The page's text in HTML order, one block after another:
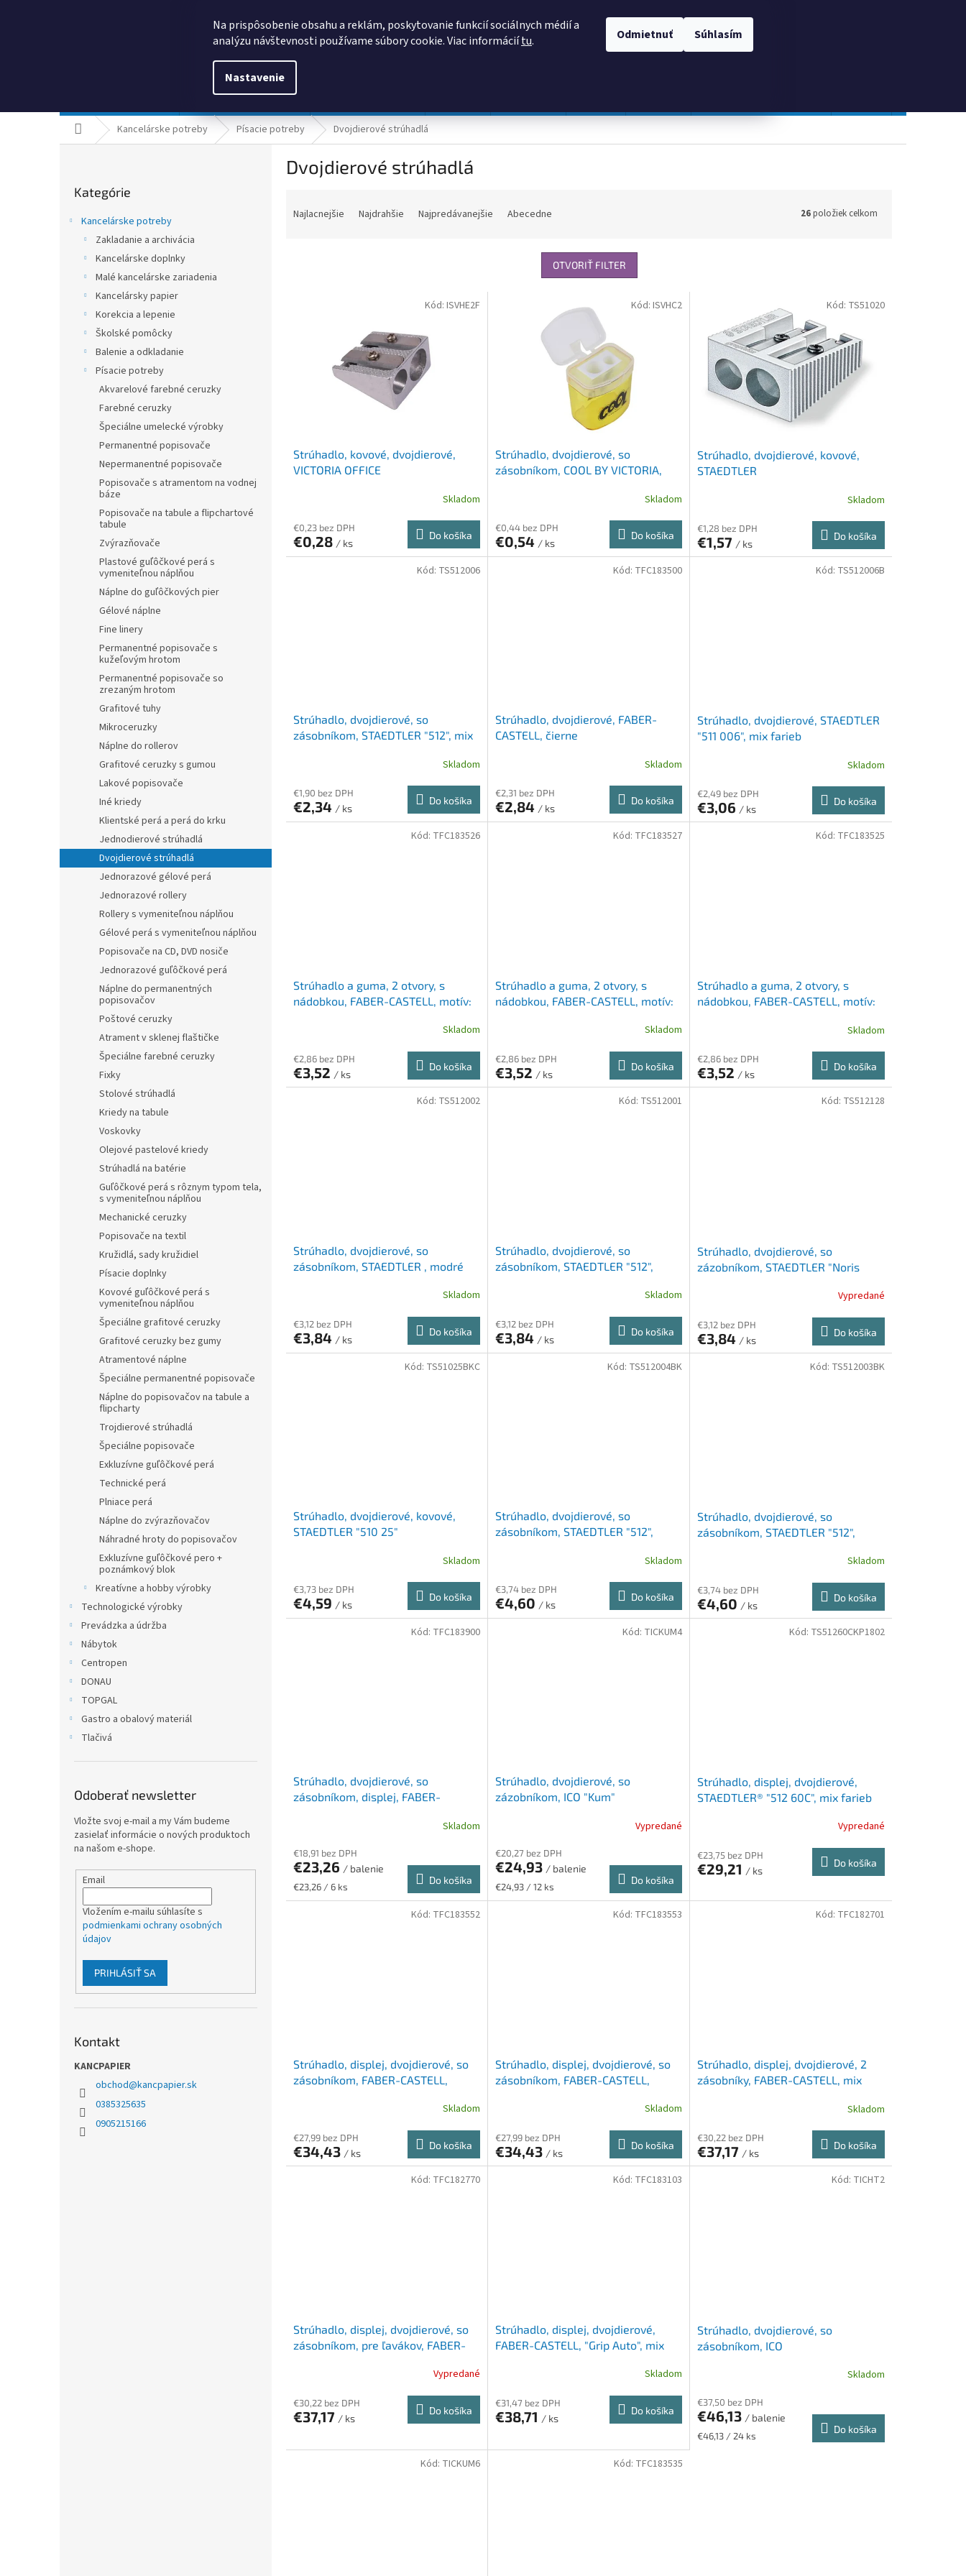
Na prispôsobenie obsahu a reklám, poskytovanie funkcií sociálnych médií a
analýzu návštevnosti používame súbory cookie. Viac informáciítu.
Nastavenie
Odmietnuť Súhlasím
DomovKancelárske potreby Písacie potreby Dvojdierové strúhadlá
kategórie
Kategórie
Kancelárske potreby
Zakladanie a archivácia
Kancelárske doplnky
Malé kancelárske zariadenia
Kancelársky papier
Korekcia a lepenie
Školské pomôcky
Balenie a odkladanie
Písacie potreby
Akvarelové farebné ceruzky
Farebné ceruzky
Špeciálne umelecké výrobky
Permanentné popisovače
Nepermanentné popisovače
Popisovače s atramentom na vodnej
báze
Popisovače na tabule a flipchartové
tabule
Zvýrazňovače
Plastové guľôčkové perá s
vymeniteľnou náplňou
Náplne do guľôčkových pier
Gélové náplne
Fine linery
Permanentné popisovače s
kužeľovým hrotom
Permanentné popisovače so
zrezaným hrotom
Grafitové tuhy
Mikroceruzky
Náplne do rollerov
Grafitové ceruzky s gumou
Lakové popisovače
Iné kriedy
Klientské perá a perá do krku
Jednodierové strúhadlá
Dvojdierové strúhadlá
Jednorazové gélové perá
Jednorazové rollery
Rollery s vymeniteľnou náplňou
Gélové perá s vymeniteľnou náplňou
Popisovače na CD, DVD nosiče
Jednorazové guľôčkové perá
Náplne do permanentných
popisovačov
Poštové ceruzky
Atrament v sklenej flaštičke
Špeciálne farebné ceruzky
Fixky
Stolové strúhadlá
Kriedy na tabule
Voskovky
Olejové pastelové kriedy
Strúhadlá na batérie
Guľôčkové perá s rôznym typom tela,
s vymeniteľnou náplňou
Mechanické ceruzky
Popisovače na textil
Kružidlá, sady kružidiel
Písacie doplnky
Kovové guľôčkové perá s
vymeniteľnou náplňou
Špeciálne grafitové ceruzky
Grafitové ceruzky bez gumy
Atramentové náplne
Špeciálne permanentné popisovače
Náplne do popisovačov na tabule a
flipcharty
Trojdierové strúhadlá
Špeciálne popisovače
Exkluzívne guľôčkové perá
Technické perá
Plniace perá
Náplne do zvýrazňovačov
Náhradné hroty do popisovačov
Exkluzívne guľôčkové pero +
poznámkový blok
Kreatívne a hobby výrobky
Technologické výrobky
Prevádzka a údržba
Nábytok
Centropen
DONAU
TOPGAL
Gastro a obalový materiál
Tlačivá
Odoberať newsletter
Vložte svoj e-mail a my Vám budeme
zasielať informácie o nových produktoch
na našom e-shope.
Email
Vložením e-mailu súhlasíte s
podmienkami ochrany osobných
údajov
PRIHLÁSIŤ SA
Kontakt
KANCPAPIER
obchod@kancpapier.sk
0385325635
0905215166
Dvojdierové strúhadlá
Najlacnejšie Najdrahšie Najpredávanejšie Abecedne 26položiek celkom
OTVORIŤ FILTER
Strúhadlo, kovové, dvojdierové,
VICTORIA OFFICE
Skladom
€0,23 bez DPH
€0,28 / ks
Do košíka
Kód: ISVHE2F
Strúhadlo, dvojdierové, so
zásobníkom, COOL BY VICTORIA,
Skladom
€0,44 bez DPH
€0,54 / ks
Do košíka
Kód: ISVHC2
Strúhadlo, dvojdierové, kovové,
STAEDTLER
Skladom
€1,28 bez DPH
€1,57 / ks
Do košíka
Kód: TS51020
Strúhadlo, dvojdierové, so
zásobníkom, STAEDTLER "512", mix
Skladom
€1,90 bez DPH
€2,34 / ks
Do košíka
Kód: TS512006
Strúhadlo, dvojdierové, FABER-
CASTELL, čierne
Skladom
€2,31 bez DPH
€2,84 / ks
Do košíka
Kód: TFC183500
Strúhadlo, dvojdierové, STAEDTLER
"511 006", mix farieb
Skladom
€2,49 bez DPH
€3,06 / ks
Do košíka
Kód: TS512006B
Strúhadlo a guma, 2 otvory, s
nádobkou, FABER-CASTELL, motív:
Skladom
€2,86 bez DPH
€3,52 / ks
Do košíka
Kód: TFC183526
Strúhadlo a guma, 2 otvory, s
nádobkou, FABER-CASTELL, motív:
Skladom
€2,86 bez DPH
€3,52 / ks
Do košíka
Kód: TFC183527
Strúhadlo a guma, 2 otvory, s
nádobkou, FABER-CASTELL, motív:
Skladom
€2,86 bez DPH
€3,52 / ks
Do košíka
Kód: TFC183525
Strúhadlo, dvojdierové, so
zásobníkom, STAEDTLER , modré
Skladom
€3,12 bez DPH
€3,84 / ks
Do košíka
Kód: TS512002
Strúhadlo, dvojdierové, so
zásobníkom, STAEDTLER "512",
Skladom
€3,12 bez DPH
€3,84 / ks
Do košíka
Kód: TS512001
Strúhadlo, dvojdierové, so
zázobníkom, STAEDTLER "Noris
Vypredané
€3,12 bez DPH
€3,84 / ks
Do košíka
Kód: TS512128
Strúhadlo, dvojdierové, kovové,
STAEDTLER "510 25"
Skladom
€3,73 bez DPH
€4,59 / ks
Do košíka
Kód: TS51025BKC
Strúhadlo, dvojdierové, so
zásobníkom, STAEDTLER "512",
Skladom
€3,74 bez DPH
€4,60 / ks
Do košíka
Kód: TS512004BK
Strúhadlo, dvojdierové, so
zásobníkom, STAEDTLER "512",
Skladom
€3,74 bez DPH
€4,60 / ks
Do košíka
Kód: TS512003BK
Strúhadlo, dvojdierové, so
zásobníkom, displej, FABER-
Skladom
€18,91 bez DPH
€23,26 / balenie
Jednotková
cena:
€23,26 / 6 ks
Do košíka
Kód: TFC183900
Strúhadlo, dvojdierové, so
zázobníkom, ICO "Kum"
Vypredané
€20,27 bez DPH
€24,93 / balenie
Jednotková
cena:
€24,93 / 12 ks
Do košíka
Kód: TICKUM4
Strúhadlo, displej, dvojdierové,
STAEDTLER® "512 60C", mix farieb
Vypredané
€23,75 bez DPH
€29,21 / ks
Do košíka
Kód: TS51260CKP1802
Strúhadlo, displej, dvojdierové, so
zásobníkom, FABER-CASTELL,
Skladom
€27,99 bez DPH
€34,43 / ks
Do košíka
Kód: TFC183552
Strúhadlo, displej, dvojdierové, so
zásobníkom, FABER-CASTELL,
Skladom
€27,99 bez DPH
€34,43 / ks
Do košíka
Kód: TFC183553
Strúhadlo, displej, dvojdierové, 2
zásobníky, FABER-CASTELL, mix
Skladom
€30,22 bez DPH
€37,17 / ks
Do košíka
Kód: TFC182701
Strúhadlo, displej, dvojdierové, so
zásobníkom, pre ľavákov, FABER-
Vypredané
€30,22 bez DPH
€37,17 / ks
Do košíka
Kód: TFC182770
Strúhadlo, displej, dvojdierové,
FABER-CASTELL, "Grip Auto", mix
Skladom
€31,47 bez DPH
€38,71 / ks
Do košíka
Kód: TFC183103
Strúhadlo, dvojdierové, so
zásobníkom, ICO
Skladom
€37,50 bez DPH
€46,13 / balenie
Jednotková
€46,13 / 24 ks
Do košíka
Kód: TICHT2
Kód: TICKUM6 Kód: TFC183535